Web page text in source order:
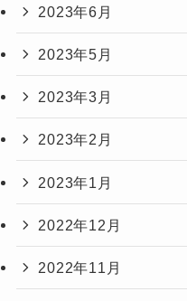
2023年6月
2023年5月
2023年3月
2023年2月
2023年1月
2022年12月
2022年11月